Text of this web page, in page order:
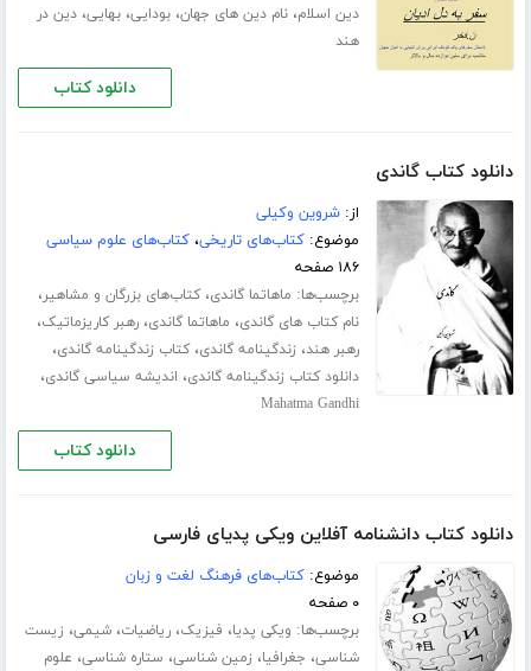
دین اسلام،نام دین های جهان،بودایی،بهایی،دین در
هند
دانلود کتاب
دانلود کتاب گاندی
از:شروین وکیلی
موضوع:کتاب‌های تاریخی،کتاب‌های علوم سیاسی
۱۸۶ صفحه
برچسب‌ها: ماهاتما گاندی،کتاب‌های بزرگان و مشاهیر،
نام کتاب های گاندی، ماهاتما گاندی،رهبر کاریزماتیک،
رهبر هند، زندگینامه گاندی،کتاب زندگینامه گاندی،
دانلود کتاب زندگینامه گاندی، اندیشه سیاسی گاندی،
Mahatma Gandhi
دانلود کتاب
دانلود کتاب دانشنامه آفلاین ویکی پدیای فارسی
موضوع:کتاب‌های فرهنگ لغت و زبان
۰ صفحه
برچسب‌ها: ویکی پدیا، فیزیک،ریاضیات،شیمی، زیست
شناسی، جغرافیا، زمین شناسی، ستاره شناسی، علوم